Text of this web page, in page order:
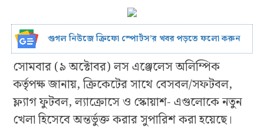
গুগল নিউজে ক্রিফো স্পোর্টস’র খবর পড়তে ফলো করুন
সোমবার (৯ অক্টোবর) লস এঞ্জেলেস অলিম্পিক
কর্তৃপক্ষ জানায়, ক্রিকেটের সাথে বেসবল/সফটবল,
ফ্ল্যাগ ফুটবল, ল্যাক্রোসে ও স্কোয়াশ- এগুলোকে নতুন
খেলা হিসেবে অন্তর্ভুক্ত করার সুপারিশ করা হয়েছে।